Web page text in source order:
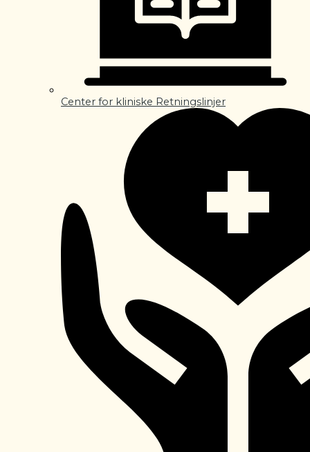
Center for kliniske Retningslinjer